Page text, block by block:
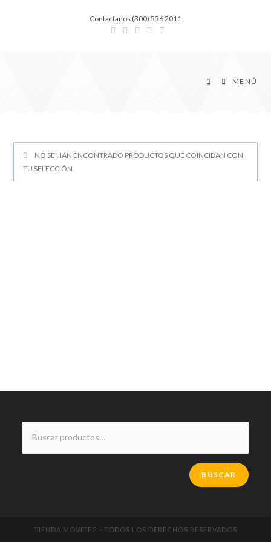
Contactanos (300) 556 2011
MENÚ
NO SE HAN ENCONTRADO PRODUCTOS QUE COINCIDAN CON
TU SELECCIÓN.
BUSCAR
TIENDA MOVITEC - TODOS LOS DERECHOS RESERVADOS